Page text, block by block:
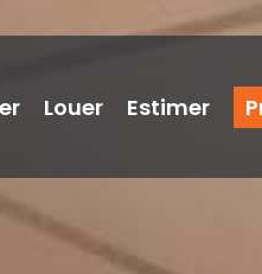
Louer Estimer